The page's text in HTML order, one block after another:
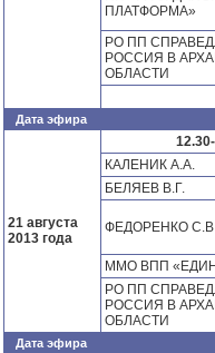
ПЛАТФОРМА»
РО ПП
РОССИЯ В
ОБЛАСТИ
Дата эфира
21 августа
2013 года
КАЛЕНИК А.А.
БЕЛЯЕВ В.Г.
ФЕДОРЕНКО
ММО ВПП
РО ПП
РОССИЯ В
ОБЛАСТИ
Дата эфира